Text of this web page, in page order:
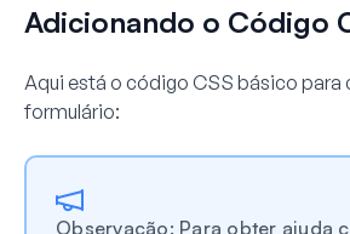
Adicionando o Código
Aqui está o código CSS básico para
formulário:
Observação: Para obter ajuda